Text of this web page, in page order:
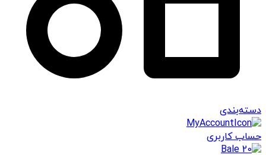
دسته‌بندی
حساب کاربری